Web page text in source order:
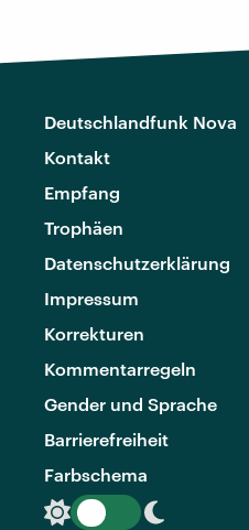
Deutschlandfunk Nova
Kontakt
Empfang
Trophäen
Datenschutzerklärung
Impressum
Korrekturen
Kommentarregeln
Gender und Sprache
Barrierefreiheit
Farbschema